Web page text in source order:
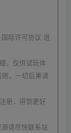
国际许可协议 进
，仅供试玩体
，一切后果请
册，得到更好
请尽快联系站